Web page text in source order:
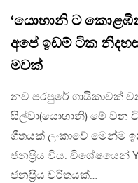
‘යොහානි ට
අපේ ඉඩම් ටික
මවක්
නව පරපුරේ ගායිකාවක්
සිල්වා(යොහානි) මේ වන
ගීතයක් ලංකාවේ මෙන්ම
ජනප්‍රිය විය. විශේෂයෙන්
ජනප්‍රිය චරිතයක්…